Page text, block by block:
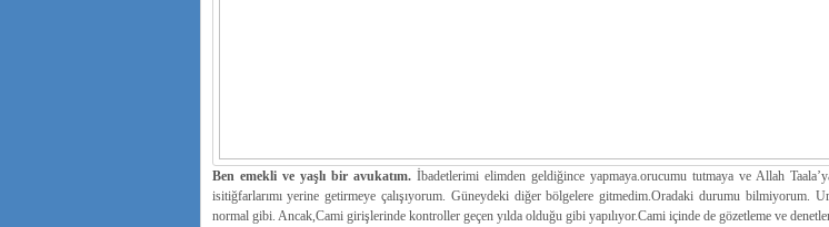
Ben emekli ve yaşlı bir avukatım.İbadetlerimi elimden geldiğince yapmaya.orucumu tutmaya ve Allah
isitiğfarlarımı yerine getirmeye çalışıyorum. Güneydeki diğer bölgelere gitmedim.Oradaki durumu bilmiyorum.
normal gibi. Ancak,Cami girişlerinde kontroller geçen yılda olduğu gibi yapılıyor.Cami içinde de gözetleme ve